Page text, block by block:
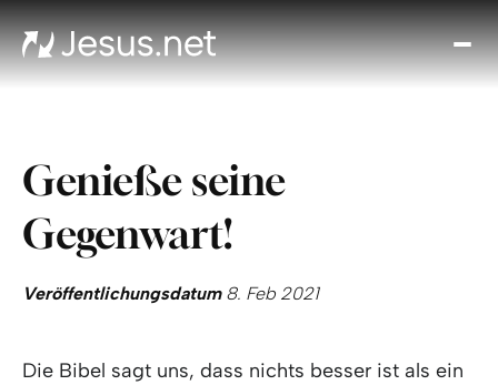
Genieße seine
Gegenwart!
Veröffentlichungsdatum8. Feb 2021
Die Bibel sagt uns, dass nichts besser ist als ein